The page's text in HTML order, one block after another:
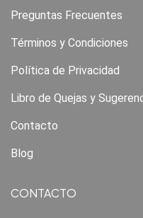
Preguntas Frecuentes
Términos y Condiciones
Política de Privacidad
Libro de Quejas y
Contacto
Blog
CONTACTO